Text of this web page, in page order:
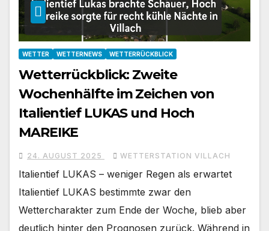
WETTER WETTERNEWS WETTERRÜCKBLICK
Wetterrückblick: Zweite
Wochenhälfte im Zeichen von
Italientief LUKAS und Hoch
MAREIKE
24. AUGUST 2025 WETTERSTATION VILLACH
Italientief LUKAS – weniger Regen als erwartet
Italientief LUKAS bestimmte zwar den
Wettercharakter zum Ende der Woche, blieb aber
deutlich hinter den Prognosen zurück. Während in